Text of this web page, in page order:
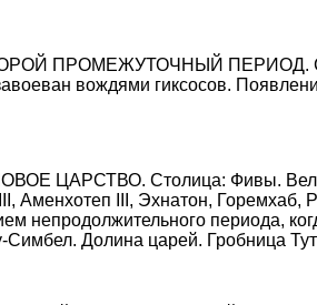
ПРОМЕЖУТОЧНЫЙ ПЕРИОД.
вождями гиксосов.
ЦАРСТВО. Столица: Фивы.
Аменхотеп III, Эхнатон, Горемхаб,
непродолжительного периода,
Долина царей. Гробница